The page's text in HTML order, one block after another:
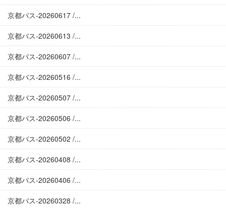
京都バス-20260617 /...
京都バス-20260613 /...
京都バス-20260607 /...
京都バス-20260516 /...
京都バス-20260507 /...
京都バス-20260506 /...
京都バス-20260502 /...
京都バス-20260408 /...
京都バス-20260406 /...
京都バス-20260328 /...